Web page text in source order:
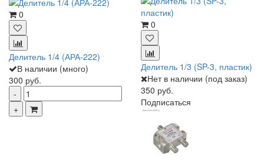
0
Делитель 1/4 (АРА-222)
В наличии (много)
300 руб.
0
Делитель 1/3 (SP-3, пластик)
Нет в наличии (под заказ)
350 руб.
Подписаться